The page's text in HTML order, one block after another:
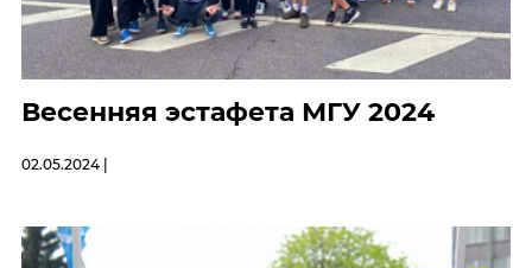
Весенняя эстафета МГУ 2024
02.05.2024 |